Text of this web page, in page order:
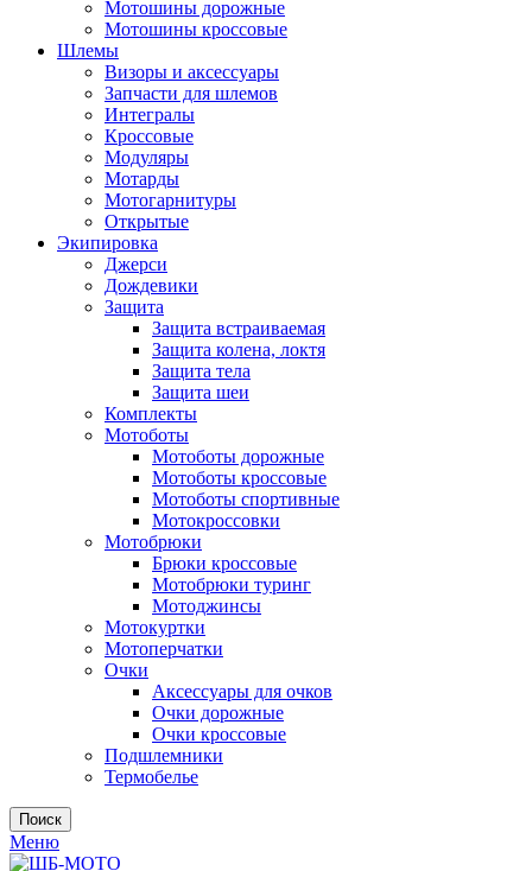
Мотошины дорожные
Мотошины кроссовые
Шлемы
Визоры и аксессуары
Запчасти для шлемов
Интегралы
Кроссовые
Модуляры
Мотарды
Мотогарнитуры
Открытые
Экипировка
Джерси
Дождевики
Защита
Защита встраиваемая
Защита колена, локтя
Защита тела
Защита шеи
Комплекты
Мотоботы
Мотоботы дорожные
Мотоботы кроссовые
Мотоботы спортивные
Мотокроссовки
Мотобрюки
Брюки кроссовые
Мотобрюки туринг
Мотоджинсы
Мотокуртки
Мотоперчатки
Очки
Аксессуары для очков
Очки дорожные
Очки кроссовые
Подшлемники
Термобелье
Поиск
Меню